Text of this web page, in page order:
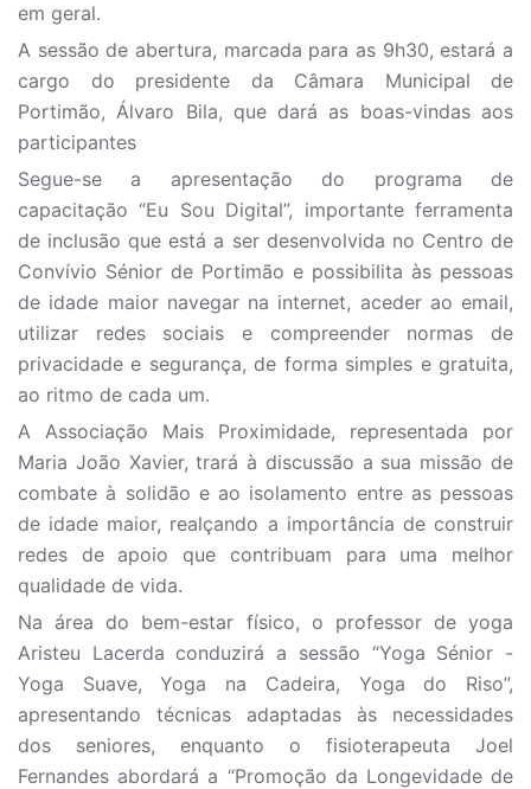
em geral.
A sessão de abertura, marcada para as 9h30, estará a
cargo do presidente da Câmara Municipal de
Portimão, Álvaro Bila, que dará as boas-vindas aos
participantes
Segue-se a apresentação do programa de
capacitação “Eu Sou Digital”, importante ferramenta
de inclusão que está a ser desenvolvida no Centro de
Convívio Sénior de Portimão e possibilita às pessoas
de idade maior navegar na internet, aceder ao email,
utilizar redes sociais e compreender normas de
privacidade e segurança, de forma simples e gratuita,
ao ritmo de cada um.
A Associação Mais Proximidade, representada por
Maria João Xavier, trará à discussão a sua missão de
combate à solidão e ao isolamento entre as pessoas
de idade maior, realçando a importância de construir
redes de apoio que contribuam para uma melhor
qualidade de vida.
Na área do bem-estar físico, o professor de yoga
Aristeu Lacerda conduzirá a sessão “Yoga Sénior -
Yoga Suave, Yoga na Cadeira, Yoga do Riso”,
apresentando técnicas adaptadas às necessidades
dos seniores, enquanto o fisioterapeuta Joel
Fernandes abordará a “Promoção da Longevidade de